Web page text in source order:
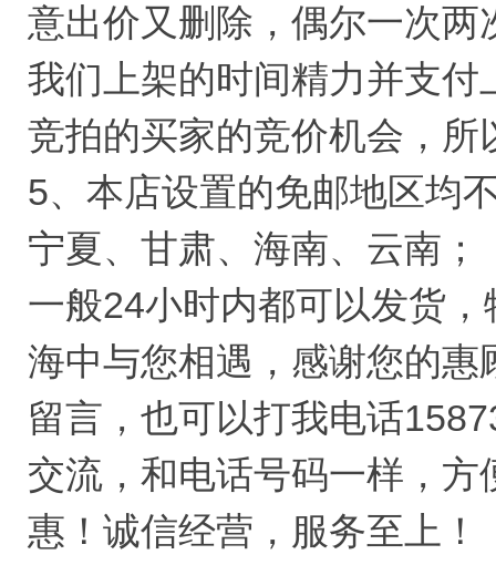
意出价又删除，偶尔一次
我们上架的时间精力并支
竞拍的买家的竞价机会，
5、本店设置的免邮地区均
宁夏、甘肃、海南、云南；
一般24小时内都可以发货
海中与您相遇，感谢您的
留言，也可以打我电话
交流，和电话号码一样，
惠！诚信经营，服务至上